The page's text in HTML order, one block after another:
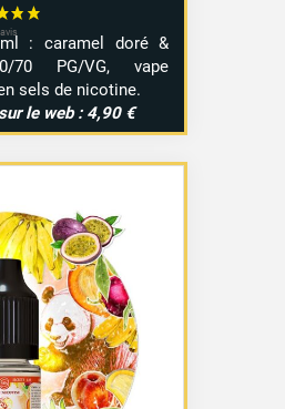
: caramel doré &
70 PG/VG, vape
sels de nicotine.
le web : 4,90 €